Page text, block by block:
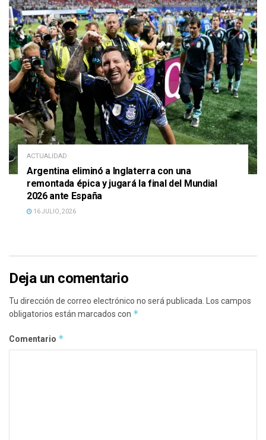
ACTUALIDAD
Argentina eliminó a Inglaterra con una
remontada épica y jugará la final del Mundial
2026 ante España
16 JULIO, 2026
Deja un comentario
Tu dirección de correo electrónico no será publicada. Los campos
obligatorios están marcados con *
Comentario *